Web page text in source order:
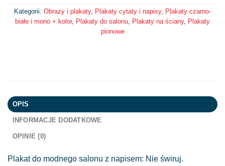
Kategorii: Obrazy i plakaty, Plakaty cytaty i napisy, Plakaty czarno-
białe i mono + kolor, Plakaty do salonu Plakaty na ściany, Plakaty
pionowe
OPIS
INFORMACJE DODATKOWE
OPINIE (0)
Plakat do modnego salonu z napisem: Nie świruj.